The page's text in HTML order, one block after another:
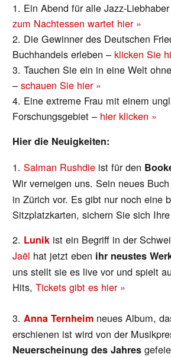
1. Ein Abend für alle Jazz-
zum Nachtessen wartet hier »
2. Die Gewinner des Deutschen
Buchhandels erleben – klicken Sie
3. Tauchen Sie ein in eine Welt
–schauen Sie hier »
4. Eine extreme Frau mit einem
Forschungsgebiet – hier klicken »
Hier die Neuigkeiten:
1.Salman Rushdie ist für den
Wir verneigen uns. Sein neues Buch
in Zürich vor. Es gibt nur noch eine
Sitzplatzkarten, sichern Sie sich Ihre
2. Lunik ist ein Begriff in der
Jaël hat jetzt eben ihr neustes
uns stellt sie es live vor und spielt
Hits,Tickets gibt es hier »
3. Anna Ternheim neues Album,
erschienen ist wird von der
Neuerscheinung des Jahres